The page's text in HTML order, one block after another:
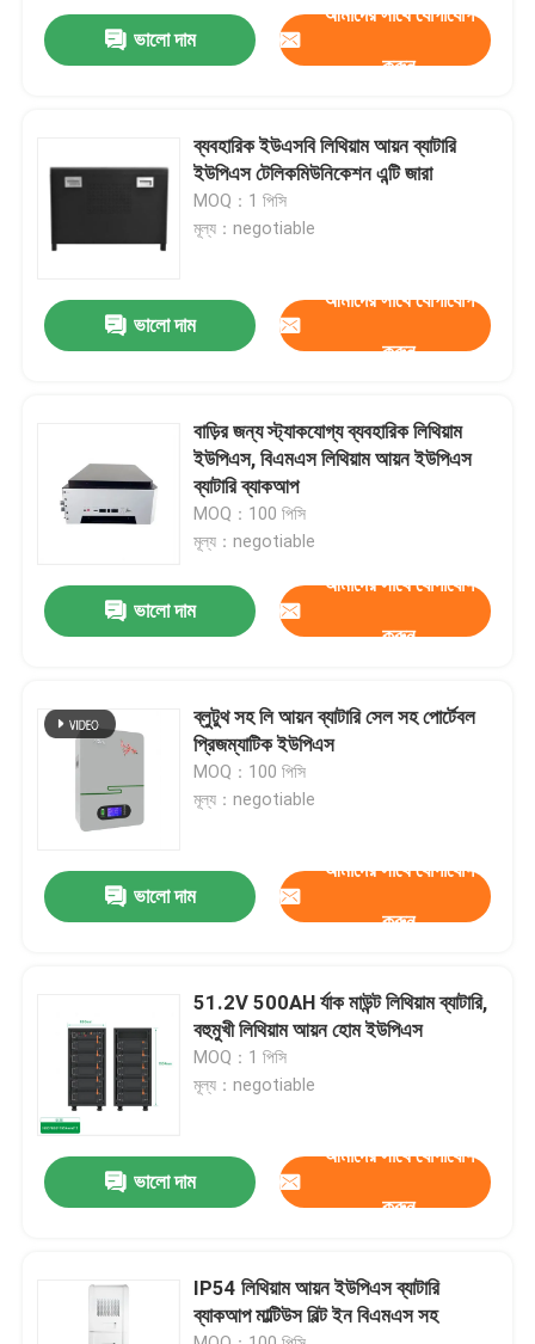
পণ্য
ভিডিও
আমাদের সম্পর্কে
মান নিয়ন্ত্রণ
যোগাযোগ করুন
খবর
সোলার পোর্টেবল পাওয়ার স্টেশন
ভালো দাম
আমাদের সাথে যোগাযোগ
করুন
ব্যবহারিক ইউএসবি লিথিয়াম আয়ন ব্যাটারি
ইউপিএস টেলিকমিউনিকেশন এন্টি জারা
MOQ：1 পিসি
মূল্য：negotiable
ভালো দাম
আমাদের সাথে যোগাযোগ
করুন
বাড়ির জন্য স্ট্যাকযোগ্য ব্যবহারিক লিথিয়াম
ইউপিএস, বিএমএস লিথিয়াম আয়ন ইউপিএস
ব্যাটারি ব্যাকআপ
MOQ：100 পিসি
মূল্য：negotiable
ভালো দাম
আমাদের সাথে যোগাযোগ
করুন
ব্লুটুথ সহ লি আয়ন ব্যাটারি সেল সহ পোর্টেবল
প্রিজম্যাটিক ইউপিএস
MOQ：100 পিসি
মূল্য：negotiable
ভালো দাম
আমাদের সাথে যোগাযোগ
করুন
51.2V 500AH র্যাক মাউন্ট লিথিয়াম ব্যাটারি,
বহুমুখী লিথিয়াম আয়ন হোম ইউপিএস
MOQ：1 পিসি
মূল্য：negotiable
ভালো দাম
আমাদের সাথে যোগাযোগ
করুন
IP54 লিথিয়াম আয়ন ইউপিএস ব্যাটারি
ব্যাকআপ মাল্টিউস বিল্ট ইন বিএমএস সহ